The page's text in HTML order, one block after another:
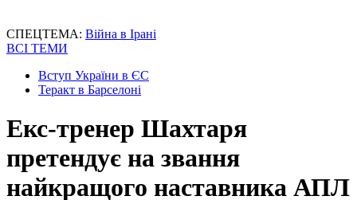
СПЕЦТЕМА: Війна в Ірані
ВСІ ТЕМИ
Вступ України в ЄС
Теракт в Барселоні
Екс-тренер Шахтаря
претендує на звання
найкращого наставника АПЛ